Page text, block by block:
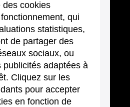
des cookies
qui
statistiques,
de partager des
sociaux, ou
publicités adaptées à
Cliquez sur les
pour accepter
en fonction de